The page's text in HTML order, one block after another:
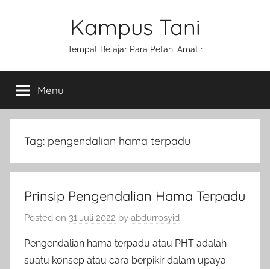
Kampus Tani
Tempat Belajar Para Petani Amatir
Menu
Tag: pengendalian hama terpadu
Prinsip Pengendalian Hama Terpadu
Posted on 31 Juli 2022 by abdurrosyid
Pengendalian hama terpadu atau PHT adalah
suatu konsep atau cara berpikir dalam upaya